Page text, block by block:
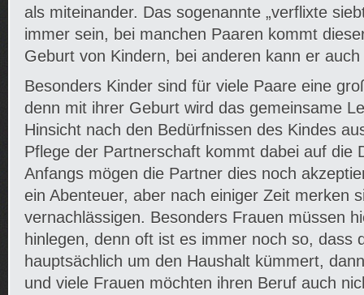
als miteinander. Das sogenannte „verflixte
immer sein, bei manchen Paaren kommt
Geburt von Kindern, bei anderen kann er
Besonders Kinder sind für viele Paare eine
denn mit ihrer Geburt wird das gemeinsame
Hinsicht nach den Bedürfnissen des Kindes
Pflege der Partnerschaft kommt dabei auf die
Anfangs mögen die Partner dies noch
ein Abenteuer, aber nach einiger Zeit merken
vernachlässigen. Besonders Frauen müssen
hinlegen, denn oft ist es immer noch so, dass
hauptsächlich um den Haushalt kümmert,
und viele Frauen möchten ihren Beruf auch